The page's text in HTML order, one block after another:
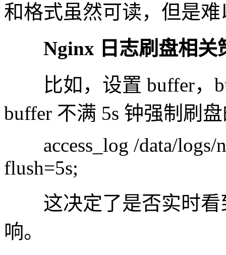
和格式虽然可读，但是
Nginx 日志刷盘相关
比如，设置 buffer，
buffer 不满 5s 钟强制刷
access_log /data/logs/
flush=5s;
这决定了是否实时看
响。